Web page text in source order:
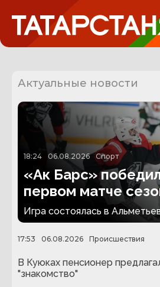
Актуальные новости
18:24 06.08.2026 Спорт
«Ак Барс»
первом матче
Игра состоялась в
17:53 06.08.2026 Происшествия
В Куюках пенсионер
"знакомство"